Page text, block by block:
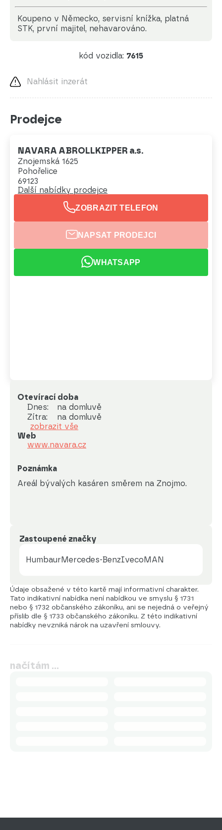
koupeno v Německo, servisní knížka, platná
STK, první majitel, nehavarováno.
kód vozidla: 7615
Nahlásit inzerát
Prodejce
NAVARA ABROLLKIPPER a.s.
Znojemská 1625
Pohořelice
69123
Další nabídky prodejce
ZOBRAZIT TELEFON
NAPSAT PRODEJCI
WHATSAPP
Otevírací doba
Dnes:
na domluvě
Zítra:
na domluvě
zobrazit vše
Web
www.navara.cz
Poznámka
Areál bývalých kasáren směrem na Znojmo.
Zastoupené značky
HumbaurMercedes-BenzIvecoMAN
Údaje obsažené v této kartě mají informativní charakter.
Tato indikativní nabídka není nabídkou ve smyslu § 1731
nebo § 1732 občanského zákoníku, ani se nejedná o veřejný
příslib dle § 1733 občanského zákoníku. Z této indikativní
nabídky nevzniká nárok na uzavření smlouvy.
načítám …